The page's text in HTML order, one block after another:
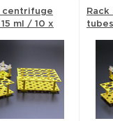
centrifuge
ml / 10 x